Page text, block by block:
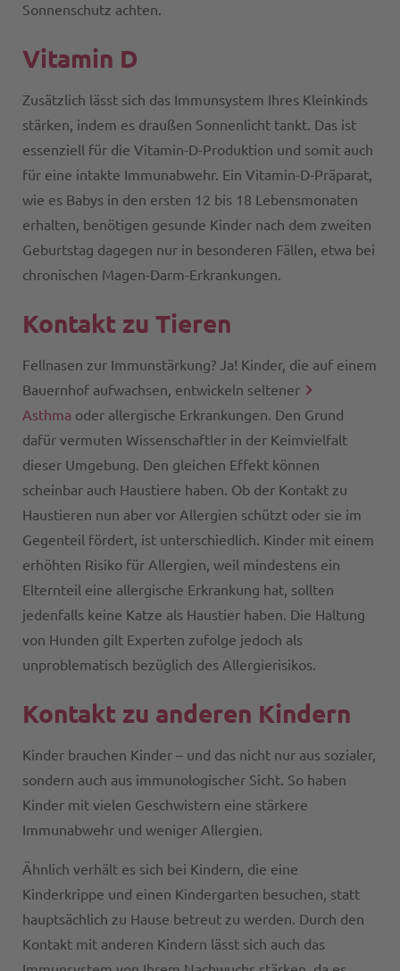
Sonnenschutz achten.
Vitamin D
Zusätzlich lässt sich das Immunsystem Ihres Kleinkinds
stärken, indem es draußen Sonnenlicht tankt. Das ist
essenziell für die Vitamin-D-Produktion und somit auch
für eine intakte Immunabwehr. Ein Vitamin-D-Präparat,
wie es Babys in den ersten 12 bis 18 Lebensmonaten
erhalten, benötigen gesunde Kinder nach dem zweiten
Geburtstag dagegen nur in besonderen Fällen, etwa bei
chronischen Magen-Darm-Erkrankungen.
Kontakt zu Tieren
Fellnasen zur Immunstärkung? Ja! Kinder, die auf einem
Bauernhof aufwachsen, entwickeln seltener
Asthma oder allergische Erkrankungen. Den Grund
dafür vermuten Wissenschaftler in der Keimvielfalt
dieser Umgebung. Den gleichen Effekt können
scheinbar auch Haustiere haben. Ob der Kontakt zu
Haustieren nun aber vor Allergien schützt oder sie im
Gegenteil fördert, ist unterschiedlich. Kinder mit einem
erhöhten Risiko für Allergien, weil mindestens ein
Elternteil eine allergische Erkrankung hat, sollten
jedenfalls keine Katze als Haustier haben. Die Haltung
von Hunden gilt Experten zufolge jedoch als
unproblematisch bezüglich des Allergierisikos.
Kontakt zu anderen Kindern
Kinder brauchen Kinder – und das nicht nur aus sozialer,
sondern auch aus immunologischer Sicht. So haben
Kinder mit vielen Geschwistern eine stärkere
Immunabwehr und weniger Allergien.
Ähnlich verhält es sich bei Kindern, die eine
Kinderkrippe und einen Kindergarten besuchen, statt
hauptsächlich zu Hause betreut zu werden. Durch den
Kontakt mit anderen Kindern lässt sich auch das